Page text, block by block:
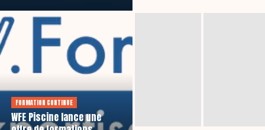
FORMATION CONTINUE
WFE Piscine lance une